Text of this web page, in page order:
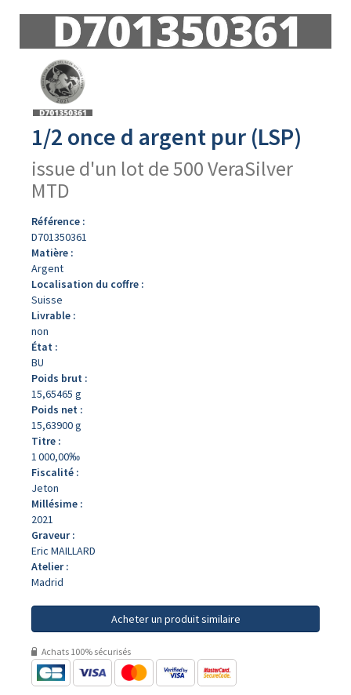
produit
1/2 once d argent pur (LSP)
issue d'un lot de 500 VeraSilver
MTD
Référence :
D701350361
Matière :
Argent
Localisation du coffre :
Suisse
Livrable :
non
État :
BU
Poids brut :
15,65465 g
Poids net :
15,63900 g
Titre :
1 000,00‰
Fiscalité :
Jeton
Millésime :
2021
Graveur :
Eric MAILLARD
Atelier :
Madrid
Acheter un produit similaire
Achats 100% sécurisés